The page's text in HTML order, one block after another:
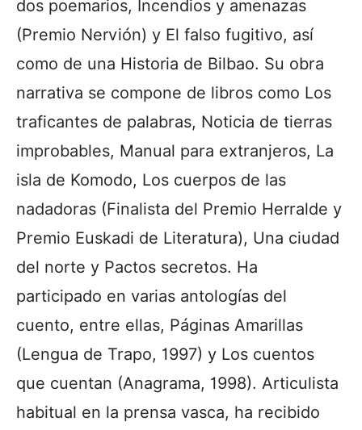
dos poemarios, Incendios y amenazas
(Premio Nervión) y El falso fugitivo, así
como de una Historia de Bilbao. Su obra
narrativa se compone de libros como Los
traficantes de palabras, Noticia de tierras
improbables, Manual para extranjeros, La
isla de Komodo, Los cuerpos de las
nadadoras (Finalista del Premio Herralde y
Premio Euskadi de Literatura), Una ciudad
del norte y Pactos secretos. Ha
participado en varias antologías del
cuento, entre ellas, Páginas Amarillas
(Lengua de Trapo, 1997) y Los cuentos
que cuentan (Anagrama, 1998). Articulista
habitual en la prensa vasca, ha recibido